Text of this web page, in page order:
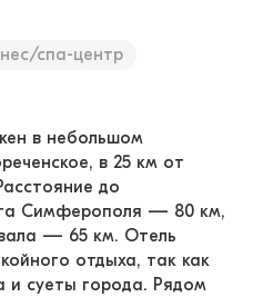
спа-центр
в небольшом
в 25 км от
до
Симферополя — 80 км,
— 65 км. Отель
отдыха, так как
и суеты города. Рядом